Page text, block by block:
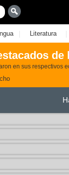
| Literatura |
de
en sus respectivos